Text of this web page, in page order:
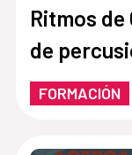
Ritmos
de
FORMACIÓN